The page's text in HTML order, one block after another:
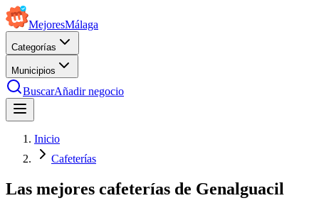
MejoresMálaga
Categorías
Municipios
BuscarAñadir negocio
Inicio
Cafeterías
Las mejores cafeterías de Genalguacil